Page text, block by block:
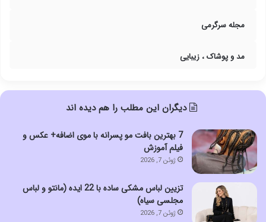
مجله سرگرمی
مد و پوشاک ، زیبایی
دیگران این مطلب را هم دیده اند
7 بهترین بافت مو پسرانه با موی اضافه+ عکس و
فیلم آموزش
ژوئن 7, 2026
تزیین لباس مشکی ساده با 22 ایده (مانتو و لباس
مجلسی سیاه)
ژوئن 7, 2026